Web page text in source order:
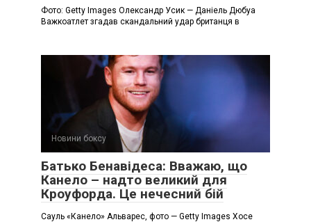
Фото: Getty Images Олександр Усик — Даніель Дюбуа
Важкоатлет згадав скандальний удар британця в
Новини боксу
Батько Бенавідеса: Вважаю, що
Канело – надто великий для
Кроуфорда. Це нечесний бій
Сауль «Канело» Альварес, фото — Getty Images Хосе